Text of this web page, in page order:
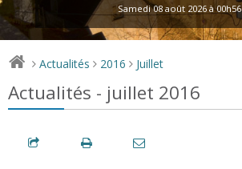
Samedi 08 août 2026 à 00h56
> Actualités > 2016 > Juillet
Actualités - juillet 2016